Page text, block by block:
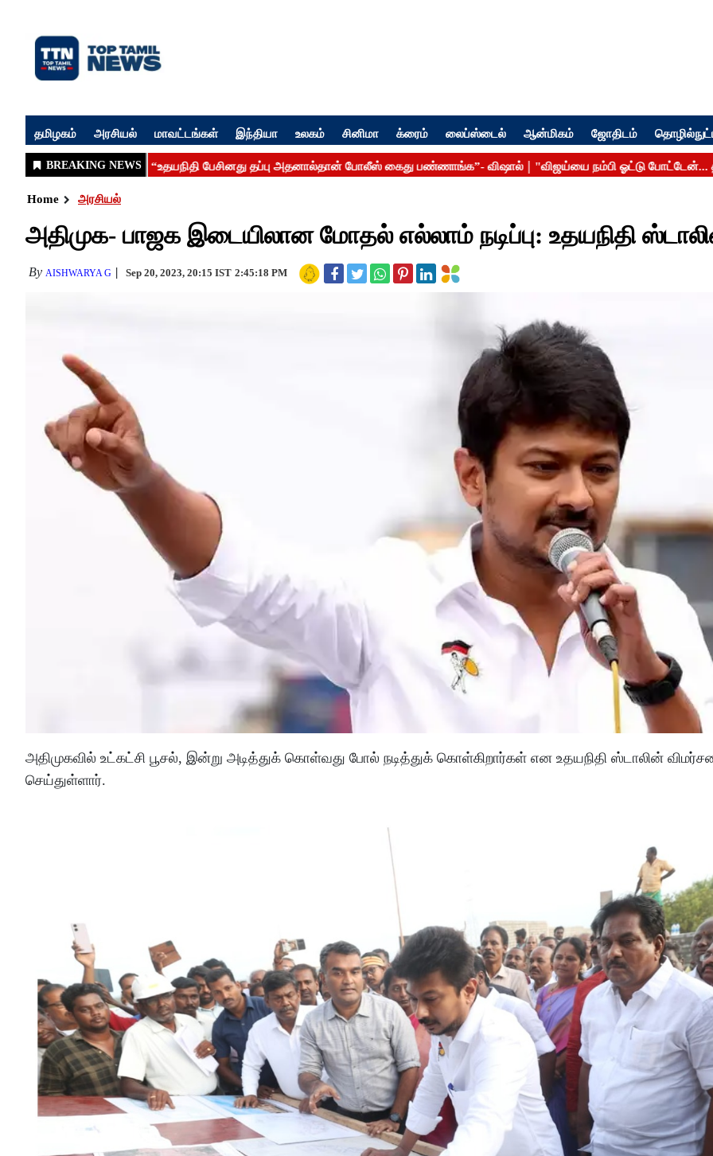
தமிழகம் அரசியல் மாவட்டங்கள் இந்தியா உலகம் சினிமா க்ரைம் லைப்ஸ்டைல் ஆன்மிகம் ஜோதிடம்
Home அரசியல்
அதிமுக- பாஜக இடையிலான மோதல் எல்லாம் நடிப்பு: உதயநிதி
By AISHWARYA G Sep 20, 2023, 20:15 IST 2:45:18 PM
அதிமுகவில் உட்கட்சி பூசல், இன்று அடித்துக் கொள்வது போல் நடித்துக் கொள்கிறார்கள் என உதயநிதி ஸ்டாலின்
செய்துள்ளார்.